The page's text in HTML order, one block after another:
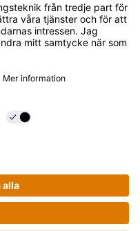
2023 – 2026
Germany
Düsseldorf:
Dataintegritet